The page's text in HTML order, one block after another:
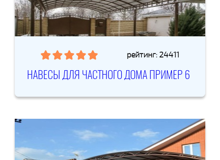
рейтинг: 24411
НАВЕСЫ ДЛЯ ЧАСТНОГО ДОМА ПРИМЕР 6